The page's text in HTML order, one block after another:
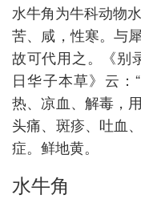
水牛角为牛科动物
苦、咸，性寒。与
故可代用之。《别
日华子本草》云：
热、凉血、解毒，
头痛、斑疹、吐血
症。鲜地黄。
水牛角